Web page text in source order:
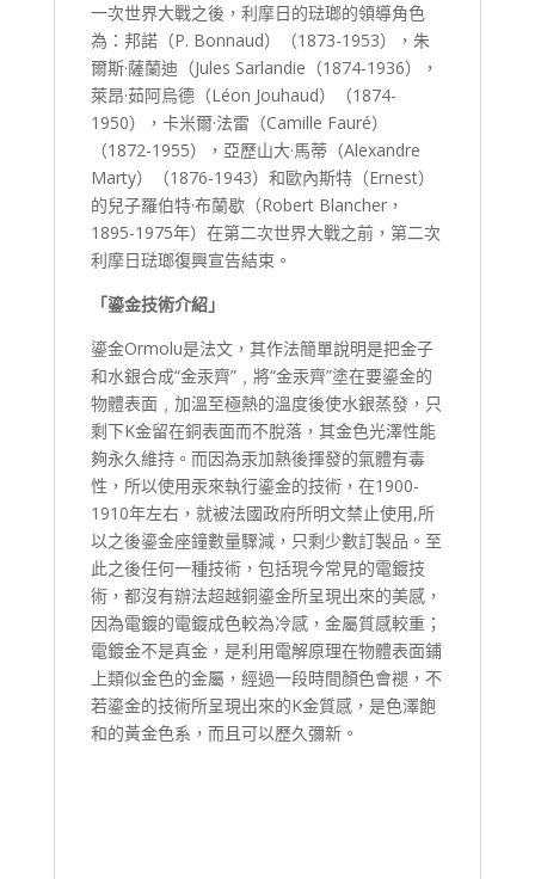
一次世界大戰之後，利摩日的琺瑯的領導角色
為：邦諾（P. Bonnaud）（1873-1953），朱
爾斯·薩蘭迪（Jules Sarlandie（1874-1936），
萊昂·茹阿烏德（Léon Jouhaud）（1874-
1950），卡米爾·法雷（Camille Fauré）
（1872-1955），亞歷山大·馬蒂（Alexandre
Marty）（1876-1943）和歐內斯特（Ernest）
的兒子羅伯特·布蘭歇（Robert Blancher，
1895-1975年）在第二次世界大戰之前，第二次
利摩日琺瑯復興宣告結束。
「鎏金技術介紹」
鎏金Ormolu是法文，其作法簡單說明是把金子
和水銀合成“金汞齊”﹐將“金汞齊”塗在要鎏金的
物體表面﹐加溫至極熱的溫度後使水銀蒸發，只
剩下K金留在銅表面而不脫落，其金色光澤性能
夠永久維持。而因為汞加熱後揮發的氣體有毒
性，所以使用汞來執行鎏金的技術，在1900-
1910年左右，就被法國政府所明文禁止使用,所
以之後鎏金座鐘數量驟減，只剩少數訂製品。至
此之後任何一種技術，包括現今常見的電鍍技
術，都沒有辦法超越銅鎏金所呈現出來的美感，
因為電鍍的電鍍成色較為冷感，金屬質感較重；
電鍍金不是真金，是利用電解原理在物體表面鋪
上類似金色的金屬，經過一段時間顏色會褪，不
若鎏金的技術所呈現出來的K金質感，是色澤飽
和的黃金色系，而且可以歷久彌新。